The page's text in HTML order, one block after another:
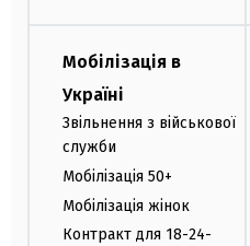
Мобілізація в
Україні
Звільнення з військової
служби
Мобілізація 50+
Мобілізація жінок
Контракт для 18-24-